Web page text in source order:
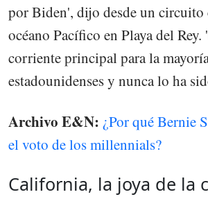
por Biden', dijo desde un circuito
océano Pacífico en Playa del
corriente principal para la
estadounidenses y nunca lo ha
Archivo E&N: ¿Por qué Bernie
el voto de los millennials?
California, la joya de la